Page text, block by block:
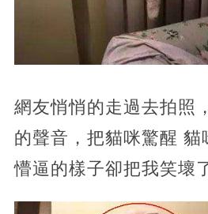
網友悄悄的走過去拍照
的聲音，把貓咪驚醒 貓
懵逼的樣子卻把我笑壞